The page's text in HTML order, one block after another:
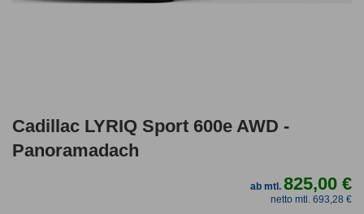
Cadillac LYRIQ Sport 600e AWD -
Panoramadach
ab mtl.825,00 €
netto mtl. 693,28 €